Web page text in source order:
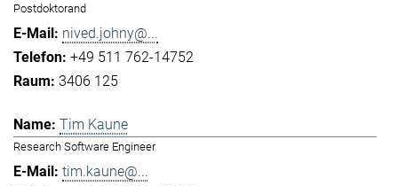
Postdoktorand
nived.johny@...
+49 511 762-14752
3406 125
Tim Kaune
Research Software Engineer
tim.kaune@...